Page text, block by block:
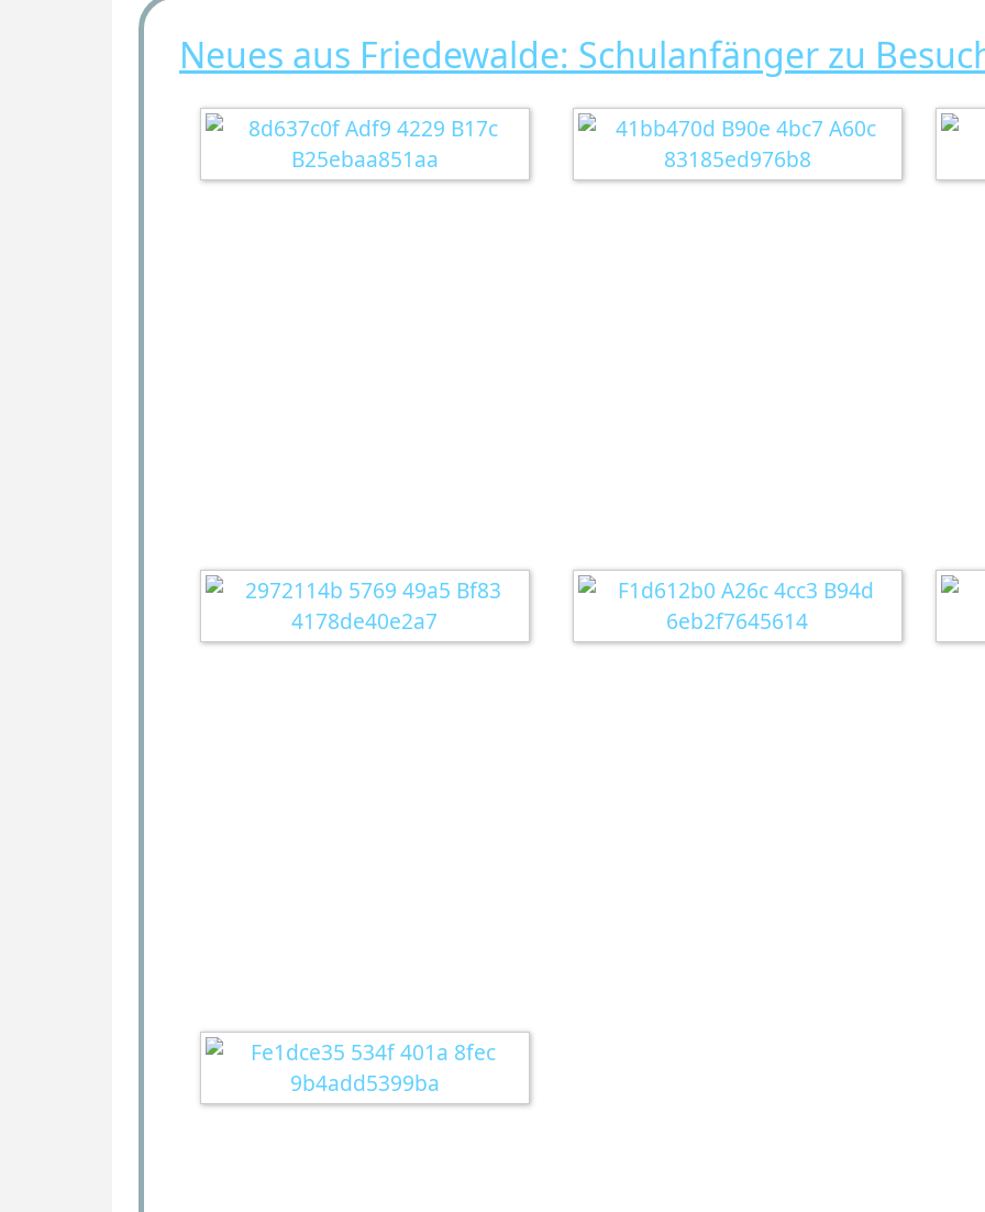
Neues aus Friedewalde: Schulanfänger zu